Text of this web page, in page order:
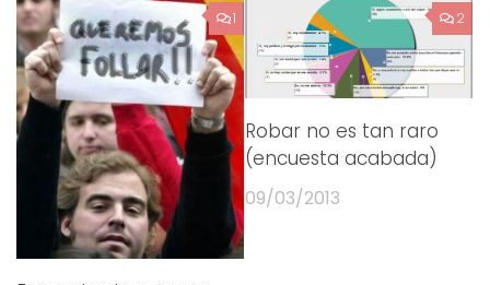
1 2
Robar no es tan raro
(encuesta acabada)
09/03/2013